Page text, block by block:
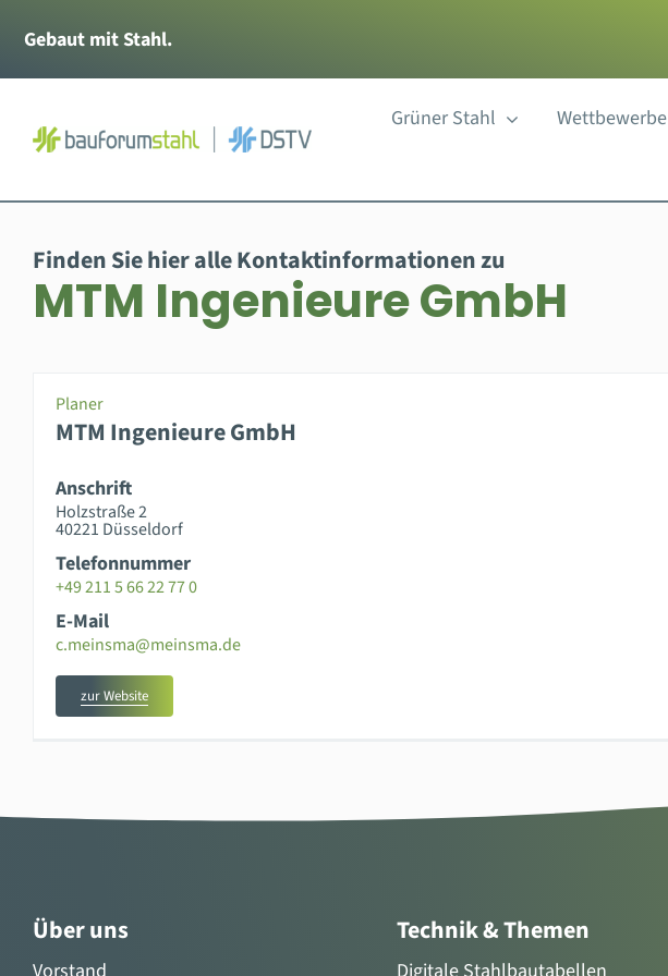
Inhalt
springen
Gebaut mit Stahl.
Grüner Stahl Wettbewerbe
Finden Sie hier alle Kontaktinformationen zu
MTM Ingenieure GmbH
Planer
MTM Ingenieure GmbH
Anschrift
Holzstraße 2
40221 Düsseldorf
Telefonnummer
+49 211 5 66 22 77 0
E-Mail
c.meinsma@meinsma.de
zur Website
Über uns Technik & Themen